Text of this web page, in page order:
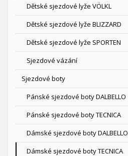
Dětské sjezdové lyže VÖLKL
Dětské sjezdové lyže BLIZZARD
Dětské sjezdové lyže SPORTEN
Sjezdové vázání
Sjezdové boty
Pánské sjezdové boty DALBELLO
Pánské sjezdové boty TECNICA
Dámské sjezdové boty DALBELLO
Dámské sjezdové boty TECNICA